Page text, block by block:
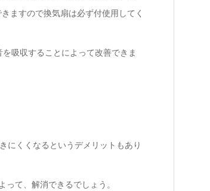
ますので換気扇は必ず付使用してく
吸収することによって改善できま
にくくなるというデメリットもあり
て、解消できるでしょう。